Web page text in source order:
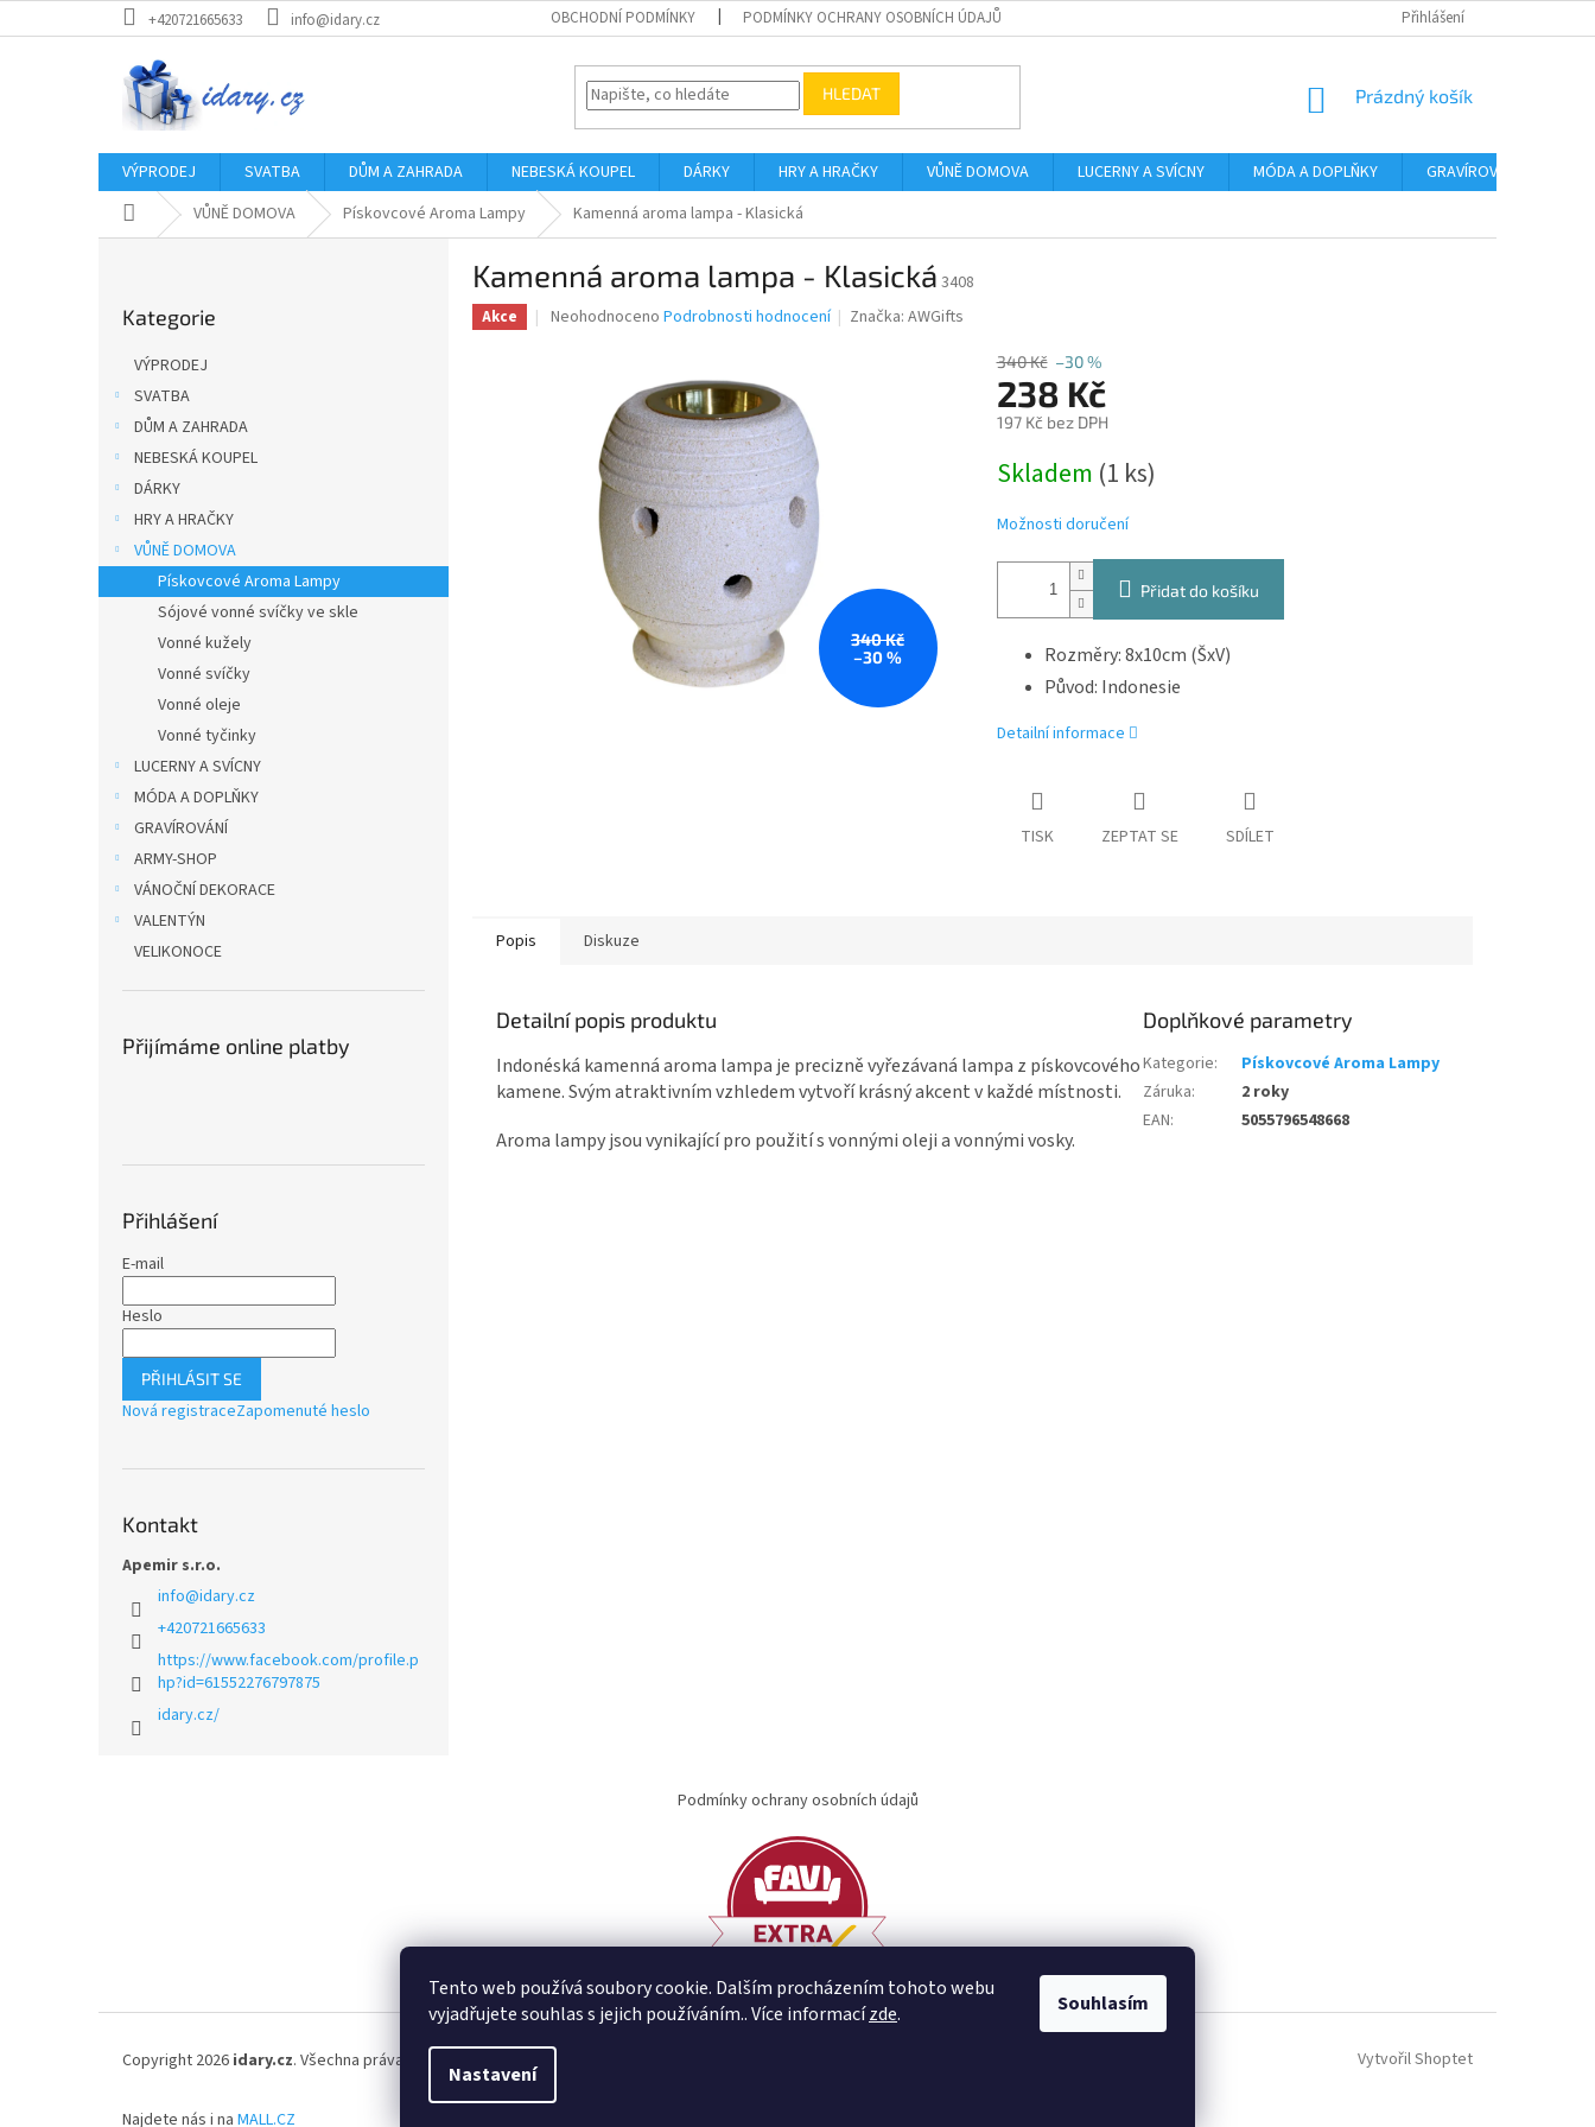
Tento web používá soubory cookie. Dalším procházením tohoto webu
vyjadřujete souhlas s jejich používáním.. Více informacízde.
Nastavení
Souhlasím
na
+420721665633 info@idary.cz OBCHODNÍ PODMÍNKY PODMÍNKY OCHRANY OSOBNÍCH ÚDAJŮ Přihlášení
HLEDAT
NÁKUPNÍ
Prázdný košík
VÝPRODEJ SVATBA DŮM A ZAHRADA NEBESKÁ KOUPEL DÁRKY HRY A HRAČKY VŮNĚ DOMOVA LUCERNY A SVÍCNY MÓDA A DOPLŇKY GRAVÍROVÁNÍ
Domů VŮNĚ DOMOVA Pískovcové Aroma Lampy Kamenná aroma lampa - Klasická
e
l
kategorie
Kategorie
VÝPRODEJ
SVATBA
DŮM A ZAHRADA
NEBESKÁ KOUPEL
DÁRKY
HRY A HRAČKY
VŮNĚ DOMOVA
Pískovcové Aroma Lampy
Sójové vonné svíčky ve skle
Vonné kužely
Vonné svíčky
Vonné oleje
Vonné tyčinky
LUCERNY A SVÍCNY
MÓDA A DOPLŇKY
GRAVÍROVÁNÍ
ARMY-SHOP
VÁNOČNÍ DEKORACE
VALENTÝN
VELIKONOCE
Přijímáme online platby
Přihlášení
E-mail
Heslo
PŘIHLÁSIT SE
Nová registraceZapomenuté heslo
Kontakt
Apemir s.r.o.
info@idary.cz
+420721665633
https://www.facebook.com/profile.p
hp?id=61552276797875
idary.cz/
Kamenná aroma lampa - Klasická 3408
Akce
Průměrné
hvězdiček.
Neohodnoceno Podrobnosti hodnocení Značka:AWGifts
340 Kč
–30 %
340 Kč –30 %
238 Kč
197 Kč bez DPH
cena:
Skladem (1 ks)
Možnosti doručení
Přidat do košíku
Rozměry: 8x10cm (ŠxV)
Původ: Indonesie
Detailní informace
TISK ZEPTAT SE SDÍLET
Popis Diskuze
Detailní popis produktu
Indonéská kamenná aroma lampa je precizně vyřezávaná lampa z pískovcového
kamene. Svým atraktivním vzhledem vytvoří krásný akcent v každé místnosti.
Aroma lampy jsou vynikající pro použití s vonnými oleji a vonnými vosky.
Doplňkové parametry
Kategorie:
Pískovcové Aroma Lampy
Záruka:
2 roky
EAN: 5055796548668
Podmínky ochrany osobních údajů
Vytvořil Shoptet
Copyright 2026 idary.cz. Všechna práva vyhrazena.
Najdete nás i na MALL.CZ